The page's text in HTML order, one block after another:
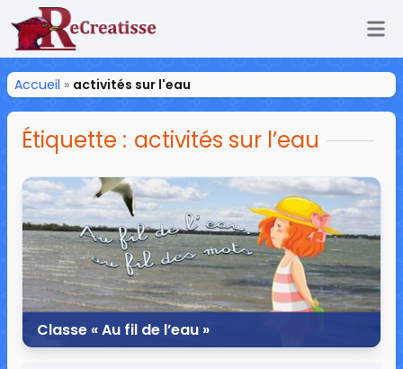
ReCreatisse
Accueil » activités sur l'eau
Étiquette : activités sur l’eau
Classe « Au fil de l’eau »